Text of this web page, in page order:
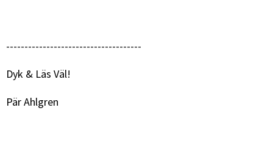
-------------------------------------
Dyk & Läs Väl!
Pär Ahlgren